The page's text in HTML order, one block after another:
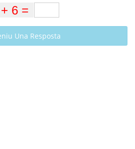
Una Resposta